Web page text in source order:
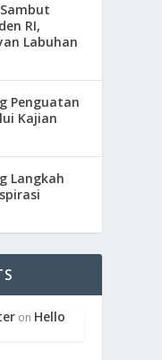
RI,
Labuhan
Penguatan
Kajian
Langkah
on Hello